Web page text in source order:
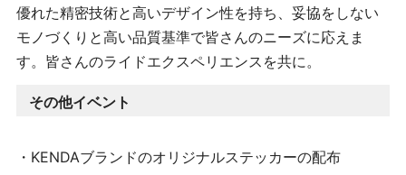
優れた精密技術と高いデザイン性を持ち、妥協をしない
モノづくりと高い品質基準で皆さんのニーズに応えま
す。皆さんのライドエクスペリエンスを共に。
その他イベント
・ KENDAブランドのオリジナルステッカーの配布